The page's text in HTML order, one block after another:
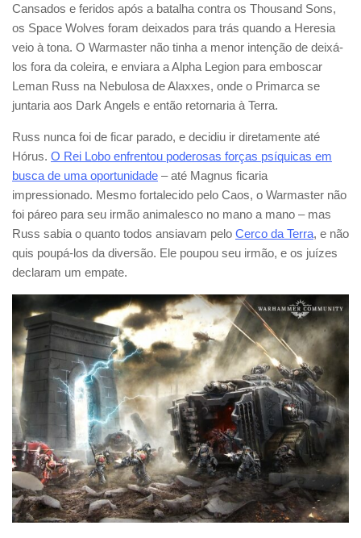
Cansados e feridos após a batalha contra os Thousand Sons,
os Space Wolves foram deixados para trás quando a Heresia
veio à tona. O Warmaster não tinha a menor intenção de deixá-
los fora da coleira, e enviara a Alpha Legion para emboscar
Leman Russ na Nebulosa de Alaxxes, onde o Primarca se
juntaria aos Dark Angels e então retornaria à Terra.
Russ nunca foi de ficar parado, e decidiu ir diretamente até
Hórus. O Rei Lobo enfrentou poderosas forças psíquicas em
busca de uma oportunidade – até Magnus ficaria
impressionado. Mesmo fortalecido pelo Caos, o Warmaster não
foi páreo para seu irmão animalesco no mano a mano – mas
Russ sabia o quanto todos ansiavam pelo Cerco da Terra, e não
quis poupá-los da diversão. Ele poupou seu irmão, e os juízes
declaram um empate.